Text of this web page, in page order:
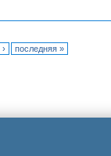
последняя »